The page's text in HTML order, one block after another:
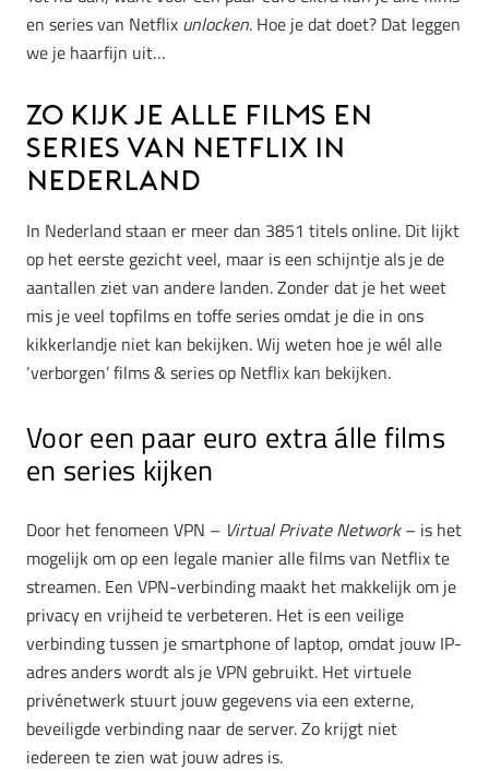
en series van Netflix unlocken. Hoe je dat doet? Dat leggen
we je haarfijn uit…
Zo kijk je alle films en
series van Netflix in
Nederland
In Nederland staan er meer dan 3851 titels online. Dit lijkt
op het eerste gezicht veel, maar is een schijntje als je de
aantallen ziet van andere landen. Zonder dat je het weet
mis je veel topfilms en toffe series omdat je die in ons
kikkerlandje niet kan bekijken. Wij weten hoe je wél alle
‘verborgen’ films & series op Netflix kan bekijken.
Voor een paar euro extra álle films
en series kijken
Door het fenomeen VPN – Virtual Private Network– is het
mogelijk om op een legale manier alle films van Netflix te
streamen. Een VPN-verbinding maakt het makkelijk om je
privacy en vrijheid te verbeteren. Het is een veilige
verbinding tussen je smartphone of laptop, omdat jouw IP-
adres anders wordt als je VPN gebruikt. Het virtuele
privénetwerk stuurt jouw gegevens via een externe,
beveiligde verbinding naar de server. Zo krijgt niet
iedereen te zien wat jouw adres is.